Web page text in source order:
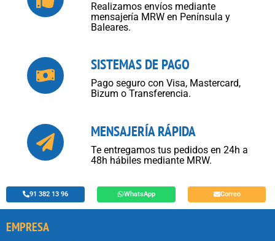
Realizamos envíos mediante
mensajería MRW en Península y
Baleares.
SISTEMAS DE PAGO
Pago seguro con Visa, Mastercard,
Bizum o Transferencia.
MENSAJERÍA RÁPIDA
Te entregamos tus pedidos en 24h a
48h hábiles mediante MRW.
91 382 13 96 WhatsApp Correo
EMPRESA